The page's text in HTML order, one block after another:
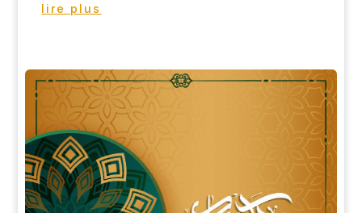
lire plus